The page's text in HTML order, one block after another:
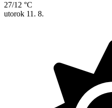
27/12 °C
utorok 11. 8.